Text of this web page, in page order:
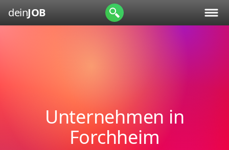
deinJOB
Unternehmen in
Forchheim